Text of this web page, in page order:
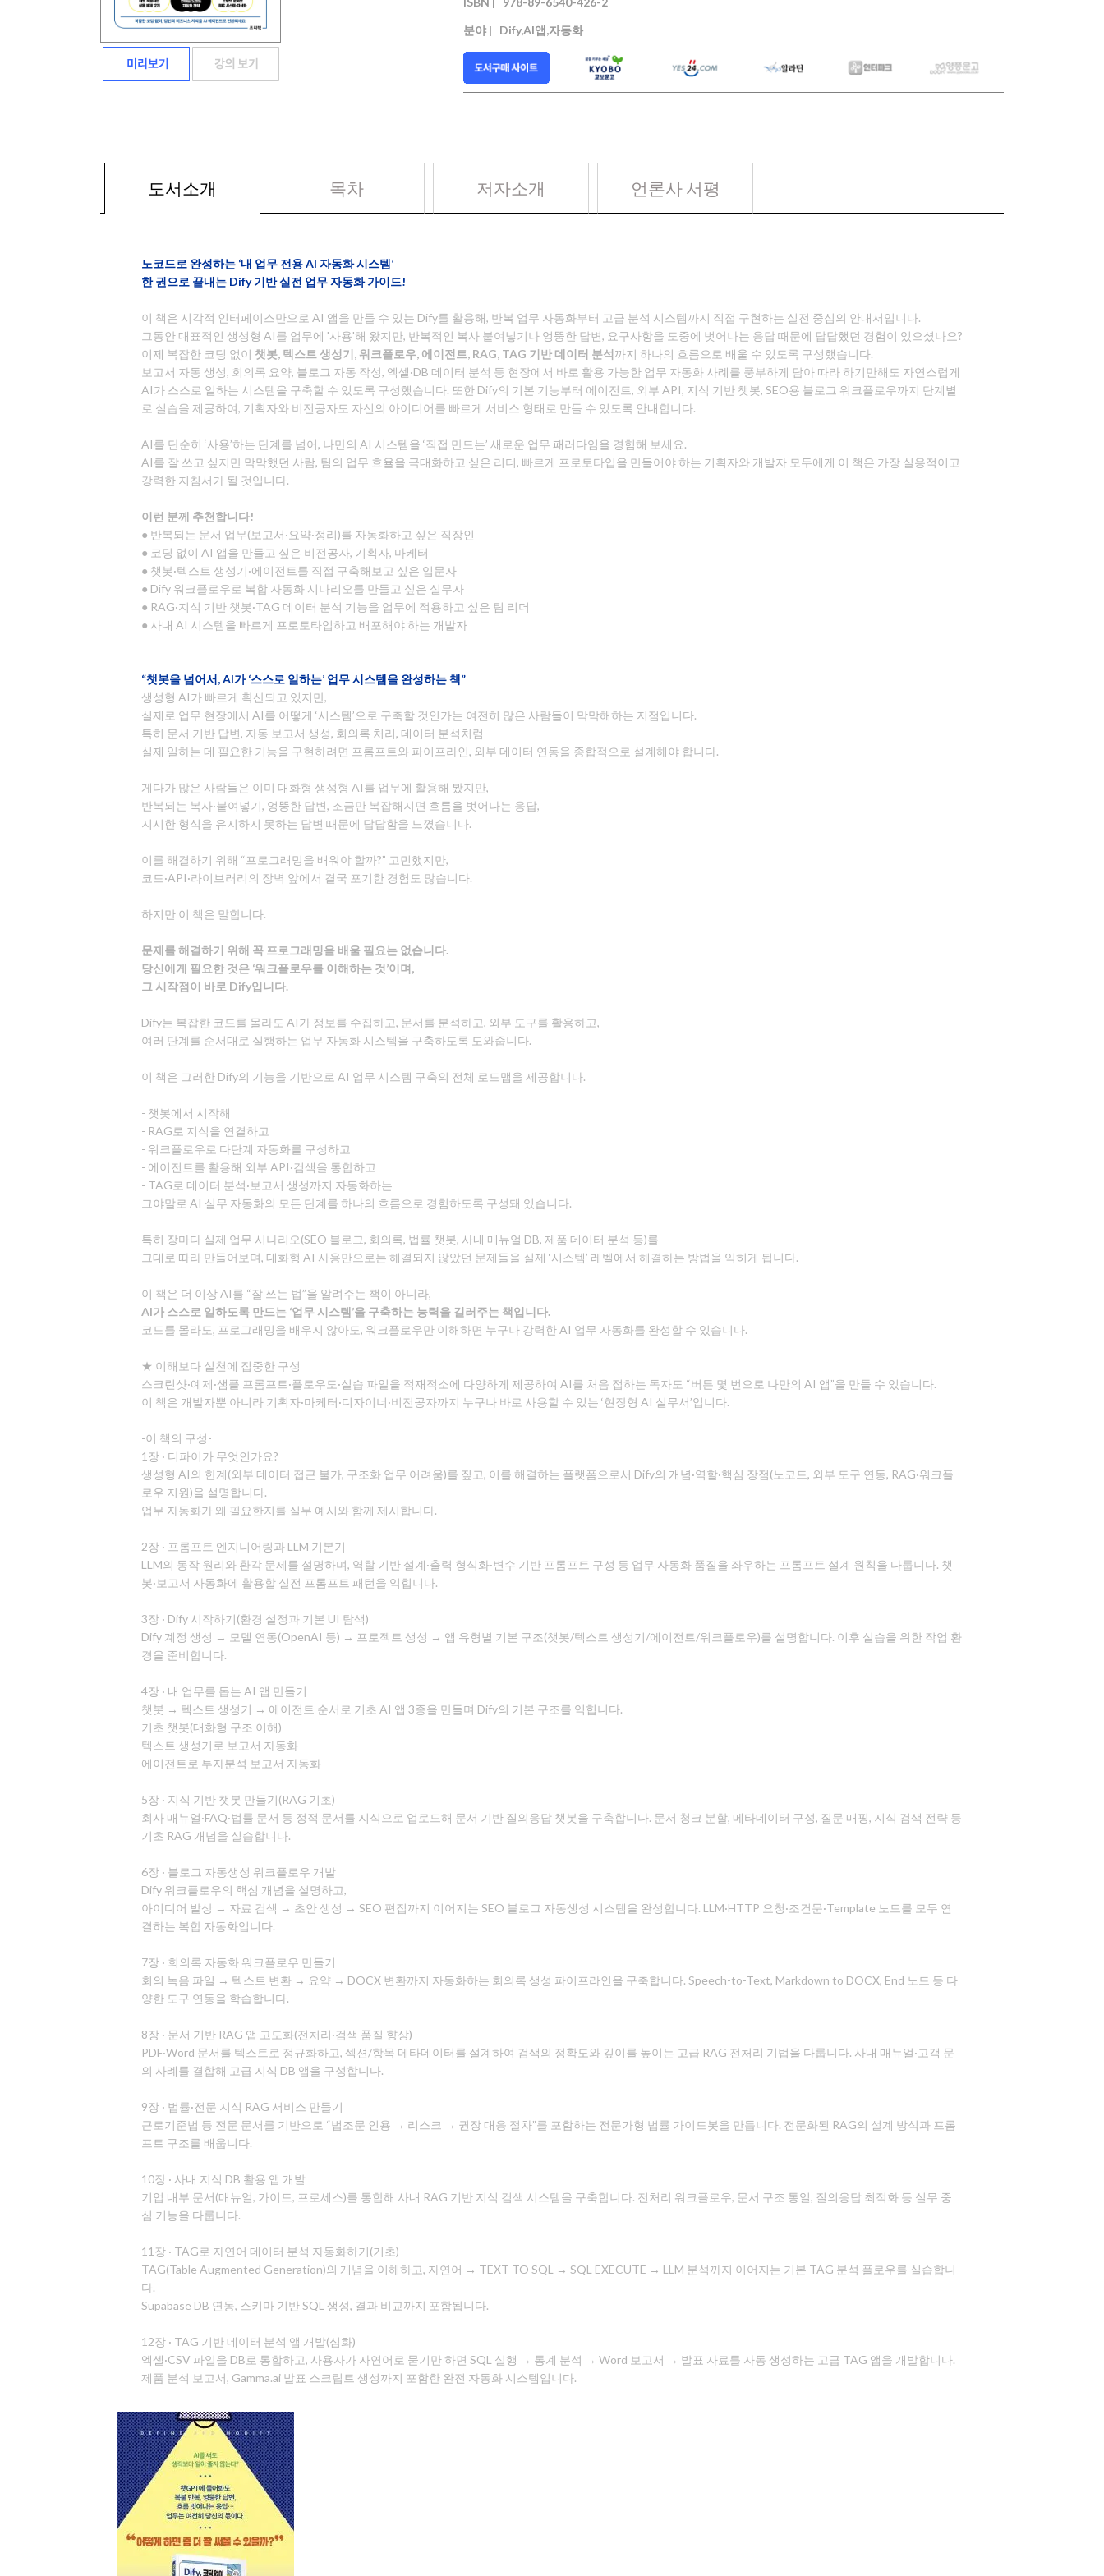
분야 |
Dify,AI앱,자동화
도서소개 목차 저자소개 언론사 서평
노코드로 완성하는 ‘내 업무 전용 AI 자동화 시스템’
한 권으로 끝내는 Dify 기반 실전 업무 자동화 가이드!
이 책은 시각적 인터페이스만으로 AI 앱을 만들 수 있는 Dify를 활용해, 반복 업무 자동화부터 고급 분석 시스템까지 직접 구현하는 실전 중심의 안내서입니다.
그동안 대표적인 생성형 AI를 업무에 '사용'해 왔지만, 반복적인 복사 붙여넣기나 엉뚱한 답변, 요구사항을 도중에 벗어나는 응답 때문에 답답했던 경험이 있으셨나요?
이제 복잡한 코딩 없이 챗봇, 텍스트 생성기, 워크플로우, 에이전트, RAG, TAG 기반 데이터 분석까지 하나의 흐름으로 배울 수 있도록 구성했습니다.
보고서 자동 생성, 회의록 요약, 블로그 자동 작성, 엑셀·DB 데이터 분석 등 현장에서 바로 활용 가능한 업무 자동화 사례를 풍부하게 담아 따라 하기만해도 자연스럽게
AI가 스스로 일하는 시스템을 구축할 수 있도록 구성했습니다. 또한 Dify의 기본 기능부터 에이전트, 외부 API, 지식 기반 챗봇, SEO용 블로그 워크플로우까지 단계별
로 실습을 제공하여, 기획자와 비전공자도 자신의 아이디어를 빠르게 서비스 형태로 만들 수 있도록 안내합니다.
AI를 단순히 ‘사용’하는 단계를 넘어, 나만의 AI 시스템을 ‘직접 만드는’ 새로운 업무 패러다임을 경험해 보세요.
AI를 잘 쓰고 싶지만 막막했던 사람, 팀의 업무 효율을 극대화하고 싶은 리더, 빠르게 프로토타입을 만들어야 하는 기획자와 개발자 모두에게 이 책은 가장 실용적이고
강력한 지침서가 될 것입니다.
이런 분께 추천합니다!
● 반복되는 문서 업무(보고서·요약·정리)를 자동화하고 싶은 직장인
● 코딩 없이 AI 앱을 만들고 싶은 비전공자, 기획자, 마케터
● 챗봇·텍스트 생성기·에이전트를 직접 구축해보고 싶은 입문자
● Dify 워크플로우로 복합 자동화 시나리오를 만들고 싶은 실무자
● RAG·지식 기반 챗봇·TAG 데이터 분석 기능을 업무에 적용하고 싶은 팀 리더
● 사내 AI 시스템을 빠르게 프로토타입하고 배포해야 하는 개발자
“챗봇을 넘어서, AI가 ‘스스로 일하는’ 업무 시스템을 완성하는 책”
생성형 AI가 빠르게 확산되고 있지만,
실제로 업무 현장에서 AI를 어떻게 ‘시스템’으로 구축할 것인가는 여전히 많은 사람들이 막막해하는 지점입니다.
특히 문서 기반 답변, 자동 보고서 생성, 회의록 처리, 데이터 분석처럼
실제 일하는 데 필요한 기능을 구현하려면 프롬프트와 파이프라인, 외부 데이터 연동을 종합적으로 설계해야 합니다.
게다가 많은 사람들은 이미 대화형 생성형 AI를 업무에 활용해 봤지만,
반복되는 복사·붙여넣기, 엉뚱한 답변, 조금만 복잡해지면 흐름을 벗어나는 응답,
지시한 형식을 유지하지 못하는 답변 때문에 답답함을 느꼈습니다.
이를 해결하기 위해 “프로그래밍을 배워야 할까?” 고민했지만,
코드·API·라이브러리의 장벽 앞에서 결국 포기한 경험도 많습니다.
하지만 이 책은 말합니다.
문제를 해결하기 위해 꼭 프로그래밍을 배울 필요는 없습니다.
당신에게 필요한 것은 ‘워크플로우를 이해하는 것’이며,
그 시작점이 바로 Dify입니다.
Dify는 복잡한 코드를 몰라도 AI가 정보를 수집하고, 문서를 분석하고, 외부 도구를 활용하고,
여러 단계를 순서대로 실행하는 업무 자동화 시스템을 구축하도록 도와줍니다.
이 책은 그러한 Dify의 기능을 기반으로 AI 업무 시스템 구축의 전체 로드맵을 제공합니다.
- 챗봇에서 시작해
- RAG로 지식을 연결하고
- 워크플로우로 다단계 자동화를 구성하고
- 에이전트를 활용해 외부 API·검색을 통합하고
- TAG로 데이터 분석·보고서 생성까지 자동화하는
그야말로 AI 실무 자동화의 모든 단계를 하나의 흐름으로 경험하도록 구성돼 있습니다.
특히 장마다 실제 업무 시나리오(SEO 블로그, 회의록, 법률 챗봇, 사내 매뉴얼 DB, 제품 데이터 분석 등)를
그대로 따라 만들어보며, 대화형 AI 사용만으로는 해결되지 않았던 문제들을 실제 ‘시스템’ 레벨에서 해결하는 방법을 익히게 됩니다.
이 책은 더 이상 AI를 “잘 쓰는 법”을 알려주는 책이 아니라,
AI가 스스로 일하도록 만드는 ‘업무 시스템’을 구축하는 능력을 길러주는 책입니다.
코드를 몰라도, 프로그래밍을 배우지 않아도, 워크플로우만 이해하면 누구나 강력한 AI 업무 자동화를 완성할 수 있습니다.
★ 이해보다 실천에 집중한 구성
스크린샷·예제·샘플 프롬프트·플로우도·실습 파일을 적재적소에 다양하게 제공하여 AI를 처음 접하는 독자도 “버튼 몇 번으로 나만의 AI 앱”을 만들 수 있습니다.
이 책은 개발자뿐 아니라 기획자·마케터·디자이너·비전공자까지 누구나 바로 사용할 수 있는 ‘현장형 AI 실무서’입니다.
-이 책의 구성-
1장 · 디파이가 무엇인가요?
생성형 AI의 한계(외부 데이터 접근 불가, 구조화 업무 어려움)를 짚고, 이를 해결하는 플랫폼으로서 Dify의 개념·역할·핵심 장점(노코드, 외부 도구 연동, RAG·워크플
로우 지원)을 설명합니다.
업무 자동화가 왜 필요한지를 실무 예시와 함께 제시합니다.
2장 · 프롬프트 엔지니어링과 LLM 기본기
LLM의 동작 원리와 환각 문제를 설명하며, 역할 기반 설계·출력 형식화·변수 기반 프롬프트 구성 등 업무 자동화 품질을 좌우하는 프롬프트 설계 원칙을 다룹니다. 챗
봇·보고서 자동화에 활용할 실전 프롬프트 패턴을 익힙니다.
3장 · Dify 시작하기(환경 설정과 기본 UI 탐색)
Dify 계정 생성 → 모델 연동(OpenAI 등) → 프로젝트 생성 → 앱 유형별 기본 구조(챗봇/텍스트 생성기/에이전트/워크플로우)를 설명합니다. 이후 실습을 위한 작업 환
경을 준비합니다.
4장 · 내 업무를 돕는 AI 앱 만들기
챗봇 → 텍스트 생성기 → 에이전트 순서로 기초 AI 앱 3종을 만들며 Dify의 기본 구조를 익힙니다.
기초 챗봇(대화형 구조 이해)
텍스트 생성기로 보고서 자동화
에이전트로 투자분석 보고서 자동화
5장 · 지식 기반 챗봇 만들기(RAG 기초)
회사 매뉴얼·FAQ·법률 문서 등 정적 문서를 지식으로 업로드해 문서 기반 질의응답 챗봇을 구축합니다. 문서 청크 분할, 메타데이터 구성, 질문 매핑, 지식 검색 전략 등
기초 RAG 개념을 실습합니다.
6장 · 블로그 자동생성 워크플로우 개발
Dify 워크플로우의 핵심 개념을 설명하고,
아이디어 발상 → 자료 검색 → 초안 생성 → SEO 편집까지 이어지는 SEO 블로그 자동생성 시스템을 완성합니다. LLM·HTTP 요청·조건문·Template 노드를 모두 연
결하는 복합 자동화입니다.
7장 · 회의록 자동화 워크플로우 만들기
회의 녹음 파일 → 텍스트 변환 → 요약 → DOCX 변환까지 자동화하는 회의록 생성 파이프라인을 구축합니다. Speech-to-Text, Markdown to DOCX, End 노드 등 다
양한 도구 연동을 학습합니다.
8장 · 문서 기반 RAG 앱 고도화(전처리·검색 품질 향상)
PDF·Word 문서를 텍스트로 정규화하고, 섹션/항목 메타데이터를 설계하여 검색의 정확도와 깊이를 높이는 고급 RAG 전처리 기법을 다룹니다. 사내 매뉴얼·고객 문
의 사례를 결합해 고급 지식 DB 앱을 구성합니다.
9장 · 법률·전문 지식 RAG 서비스 만들기
근로기준법 등 전문 문서를 기반으로 “법조문 인용 → 리스크 → 권장 대응 절차”를 포함하는 전문가형 법률 가이드봇을 만듭니다. 전문화된 RAG의 설계 방식과 프롬
프트 구조를 배웁니다.
10장 · 사내 지식 DB 활용 앱 개발
기업 내부 문서(매뉴얼, 가이드, 프로세스)를 통합해 사내 RAG 기반 지식 검색 시스템을 구축합니다. 전처리 워크플로우, 문서 구조 통일, 질의응답 최적화 등 실무 중
심 기능을 다룹니다.
11장 · TAG로 자연어 데이터 분석 자동화하기(기초)
TAG(Table Augmented Generation)의 개념을 이해하고, 자연어 → TEXT TO SQL → SQL EXECUTE → LLM 분석까지 이어지는 기본 TAG 분석 플로우를 실습합니
다.
Supabase DB 연동, 스키마 기반 SQL 생성, 결과 비교까지 포함됩니다.
12장 · TAG 기반 데이터 분석 앱 개발(심화)
엑셀·CSV 파일을 DB로 통합하고, 사용자가 자연어로 묻기만 하면 SQL 실행 → 통계 분석 → Word 보고서 → 발표 자료를 자동 생성하는 고급 TAG 앱을 개발합니다.
제품 분석 보고서, Gamma.ai 발표 스크립트 생성까지 포함한 완전 자동화 시스템입니다.